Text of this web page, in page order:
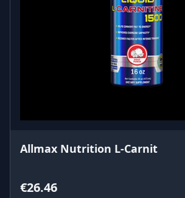
Allmax Nutrition L-Carnit
€26.46